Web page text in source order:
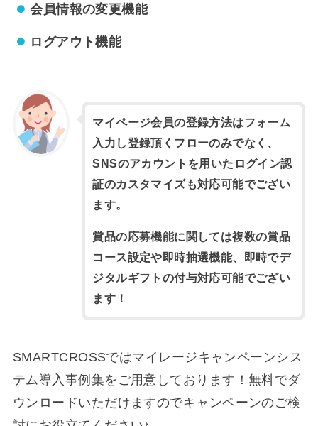
会員情報の変更機能
ログアウト機能
マイページ会員の登録方法はフォーム
入力し登録頂くフローのみでなく、
SNSのアカウントを用いたログイン認
証のカスタマイズも対応可能でござい
ます。
賞品の応募機能に関しては複数の賞品
コース設定や即時抽選機能、即時でデ
ジタルギフトの付与対応可能でござい
ます！
SMARTCROSSではマイレージキャンペーンシス
テム導入事例集をご用意しております！無料でダ
ウンロードいただけますのでキャンペーンのご検